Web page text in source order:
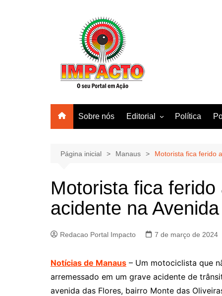
Sobre nós Editorial
Manaus
Mundo
Política
Página inicial Manaus Motorista fica ferido
Motorista fica
acidente na
Redacao Portal Impacto 7 de março de 2024
Notícias de Manaus – Um motociclista que
arremessado em um grave acidente de
avenida das Flores, bairro Monte das